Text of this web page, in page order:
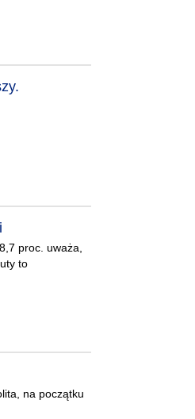
proc. uważa,
to
na początku